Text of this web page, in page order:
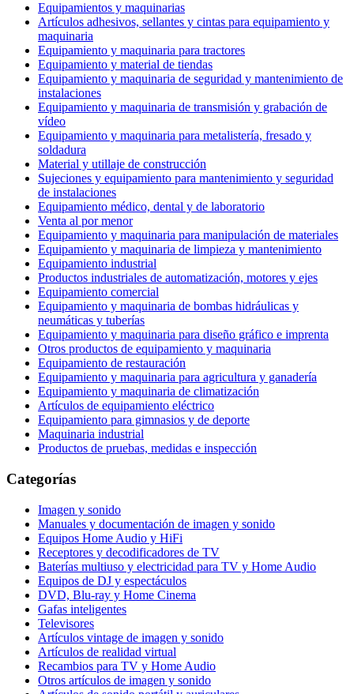
Equipamientos y maquinarias
Artículos adhesivos, sellantes y cintas para equipamiento y
maquinaria
Equipamiento y maquinaria para tractores
Equipamiento y material de tiendas
Equipamiento y maquinaria de seguridad y mantenimiento de
instalaciones
Equipamiento y maquinaria de transmisión y grabación de
vídeo
Equipamiento y maquinaria para metalistería, fresado y
soldadura
Material y utillaje de construcción
Sujeciones y equipamiento para mantenimiento y seguridad
de instalaciones
Equipamiento médico, dental y de laboratorio
Venta al por menor
Equipamiento y maquinaria para manipulación de materiales
Equipamiento y maquinaria de limpieza y mantenimiento
Equipamiento industrial
Productos industriales de automatización, motores y ejes
Equipamiento comercial
Equipamiento y maquinaria de bombas hidráulicas y
neumáticas y tuberías
Equipamiento y maquinaria para diseño gráfico e imprenta
Otros productos de equipamiento y maquinaria
Equipamiento de restauración
Equipamiento y maquinaria para agricultura y ganadería
Equipamiento y maquinaria de climatización
Artículos de equipamiento eléctrico
Equipamiento para gimnasios y de deporte
Maquinaria industrial
Productos de pruebas, medidas e inspección
Categorías
Imagen y sonido
Manuales y documentación de imagen y sonido
Equipos Home Audio y HiFi
Receptores y decodificadores de TV
Baterías multiuso y electricidad para TV y Home Audio
Equipos de DJ y espectáculos
DVD, Blu-ray y Home Cinema
Gafas inteligentes
Televisores
Artículos vintage de imagen y sonido
Artículos de realidad virtual
Recambios para TV y Home Audio
Otros artículos de imagen y sonido